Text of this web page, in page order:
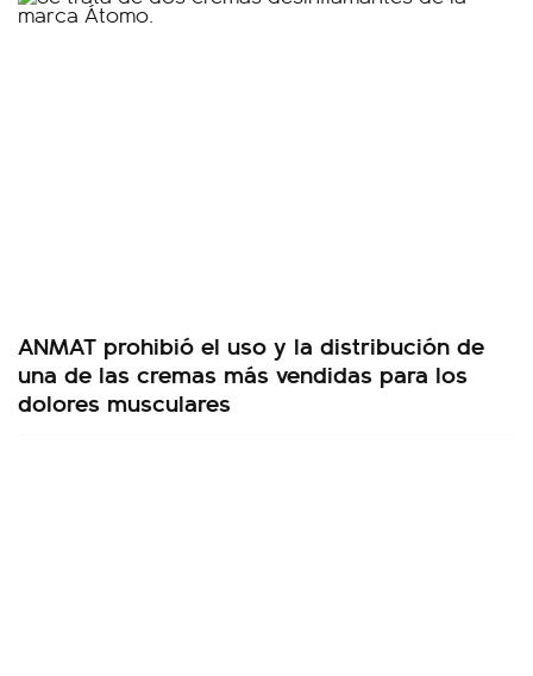
ANMAT prohibió el uso y la distribución de
una de las cremas más vendidas para los
dolores musculares